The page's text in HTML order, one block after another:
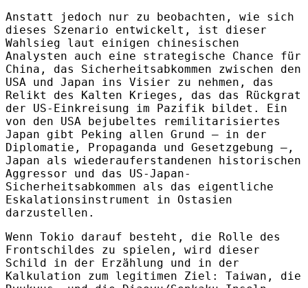
Anstatt jedoch nur zu beobachten, wie sich
dieses Szenario entwickelt, ist dieser
Wahlsieg laut einigen chinesischen
Analysten auch eine strategische Chance für
China, das Sicherheitsabkommen zwischen den
USA und Japan ins Visier zu nehmen, das
Relikt des Kalten Krieges, das das Rückgrat
der US-Einkreisung im Pazifik bildet. Ein
von den USA bejubeltes remilitarisiertes
Japan gibt Peking allen Grund – in der
Diplomatie, Propaganda und Gesetzgebung –,
Japan als wiederauferstandenen historischen
Aggressor und das US-Japan-
Sicherheitsabkommen als das eigentliche
Eskalationsinstrument in Ostasien
darzustellen.
Wenn Tokio darauf besteht, die Rolle des
Frontschildes zu spielen, wird dieser
Schild in der Erzählung und in der
Kalkulation zum legitimen Ziel: Taiwan, die